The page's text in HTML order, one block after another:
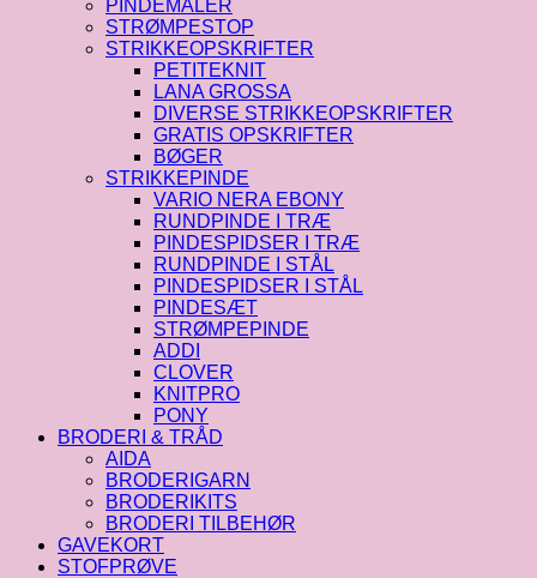
PINDEMÅLER
STRØMPESTOP
STRIKKEOPSKRIFTER
PETITEKNIT
LANA GROSSA
DIVERSE STRIKKEOPSKRIFTER
GRATIS OPSKRIFTER
BØGER
STRIKKEPINDE
VARIO NERA EBONY
RUNDPINDE I TRÆ
PINDESPIDSER I TRÆ
RUNDPINDE I STÅL
PINDESPIDSER I STÅL
PINDESÆT
STRØMPEPINDE
ADDI
CLOVER
KNITPRO
PONY
BRODERI & TRÅD
AIDA
BRODERIGARN
BRODERIKITS
BRODERI TILBEHØR
GAVEKORT
STOFPRØVE